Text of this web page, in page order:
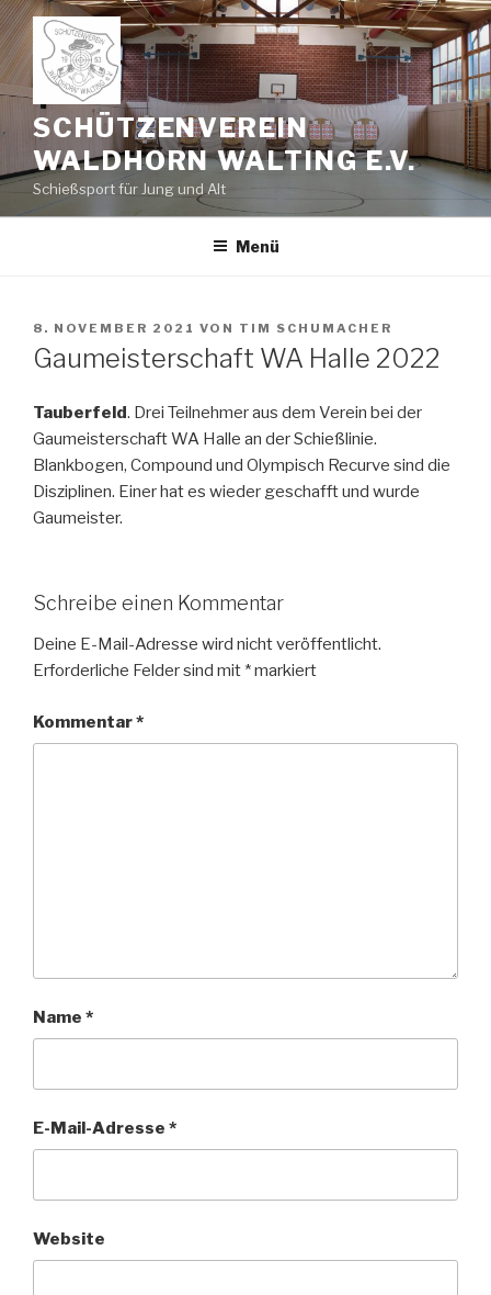
Zum
Inhalt
springen
SCHÜTZENVEREIN
WALDHORN WALTING E.V.
Schießsport für Jung und Alt
Menü
VERÖFFENTLICHT
AM
8. NOVEMBER 2021 VON TIM SCHUMACHER
Gaumeisterschaft WA Halle 2022
Tauberfeld. Drei Teilnehmer aus dem Verein bei der
Gaumeisterschaft WA Halle an der Schießlinie.
Blankbogen, Compound und Olympisch Recurve sind die
Disziplinen. Einer hat es wieder geschafft und wurde
Gaumeister.
Schreibe einen Kommentar
Deine E-Mail-Adresse wird nicht veröffentlicht.
Erforderliche Felder sind mit *markiert
Kommentar*
Name *
E-Mail-Adresse *
Website